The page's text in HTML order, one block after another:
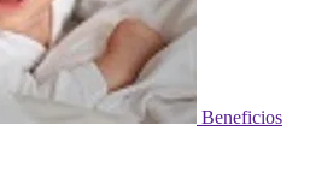
Beneficios